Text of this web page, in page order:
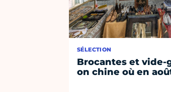
SÉLECTION
Brocantes et vide-
on chine où en